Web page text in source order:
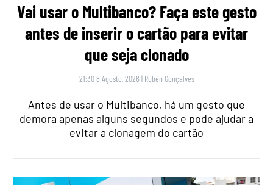
Vai usar o Multibanco? Faça este gesto
antes de inserir o cartão para evitar
que seja clonado
21:30 8 Agosto, 2026 | Rubén Gonçalves
Antes de usar o Multibanco, há um gesto que
demora apenas alguns segundos e pode ajudar a
evitar a clonagem do cartão